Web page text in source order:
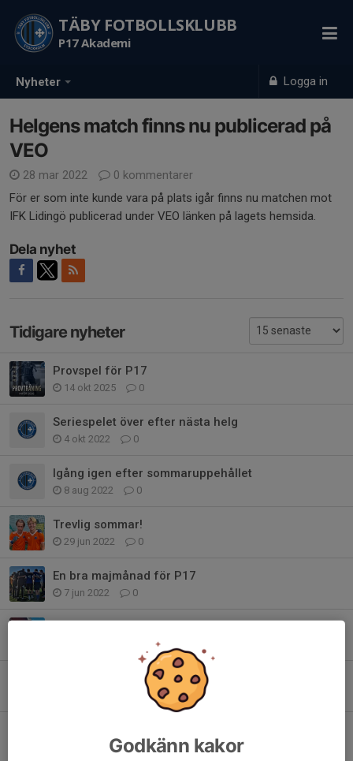
Nyheter Logga in
TÄBY FOTBOLLSKLUBB
P17 Akademi
Helgens match finns nu publicerad på
VEO
28 mar 2022
0 kommentarer
För er som inte kunde vara på plats igår finns nu matchen mot
IFK Lidingö publicerad under VEO länken på lagets hemsida.
Dela nyhet
Tidigare nyheter
Provspel för P17
14 okt 2025 0
Seriespelet över efter nästa helg
4 okt 2022 0
Igång igen efter sommaruppehållet
8 aug 2022 0
Trevlig sommar!
29 jun 2022 0
En bra majmånad för P17
7 jun 2022 0
Fortsatta träningar på Vikingavallen under v.18
2 maj 2022 0
Godkänn kakor